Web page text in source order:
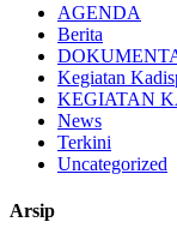
AGENDA
Berita
Kegiatan
KEGIATAN
News
Terkini
Uncategorized
Arsip